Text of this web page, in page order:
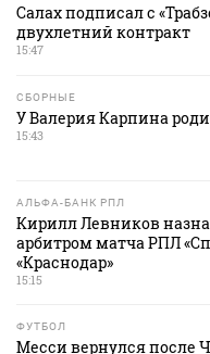
Салах подписал с
двухлетний контракт
15:47
СБОРНЫЕ
У Валерия Карпина
15:43
АЛЬФА-БАНК РПЛ
Кирилл Левников
арбитром матча РПЛ
«Краснодар»
15:15
ФУТБОЛ
Месси вернулся после